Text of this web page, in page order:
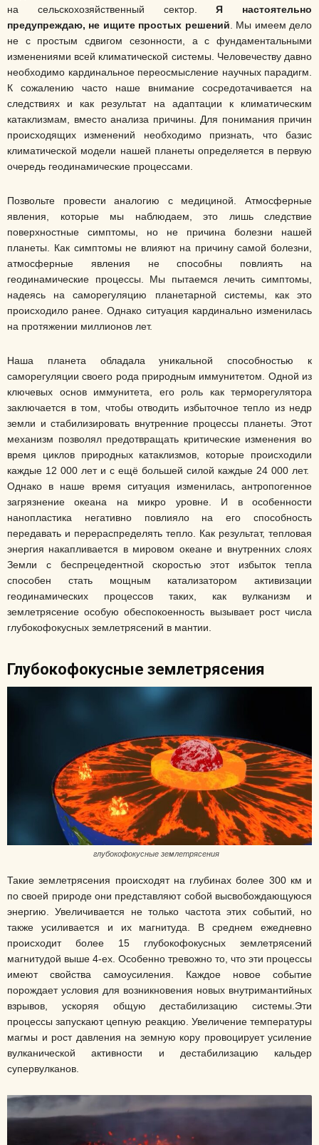
на сельскохозяйственный сектор.Я настоятельно
предупреждаю, не ищите простых решений . Мы имеем дело
не с простым сдвигом сезонности, а с фундаментальными
изменениями всей климатической системы. Человечеству давно
необходимо кардинальное переосмысление научных парадигм.
К сожалению часто наше внимание сосредотачивается на
следствиях и как результат на адаптации к климатическим
катаклизмам, вместо анализа причины. Для понимания причин
происходящих изменений необходимо признать, что базис
климатической модели нашей планеты определяется в первую
очередь геодинамические процессами.
Позвольте провести аналогию с медициной. Атмосферные
явления, которые мы наблюдаем, это лишь следствие
поверхностные симптомы, но не причина болезни нашей
планеты. Как симптомы не влияют на причину самой болезни,
атмосферные явления не способны повлиять на
геодинамические процессы. Мы пытаемся лечить симптомы,
надеясь на саморегуляцию планетарной системы, как это
происходило ранее. Однако ситуация кардинально изменилась
на протяжении миллионов лет.
Наша планета обладала уникальной способностью к
саморегуляции своего рода природным иммунитетом. Одной из
ключевых основ иммунитета, его роль как терморегулятора
заключается в том, чтобы отводить избыточное тепло из недр
земли и стабилизировать внутренние процессы планеты. Этот
механизм позволял предотвращать критические изменения во
время циклов природных катаклизмов, которые происходили
каждые 12 000 лет и с ещё большей силой каждые 24 000 лет.
Однако в наше время ситуация изменилась, антропогенное
загрязнение океана на микро уровне. И в особенности
нанопластика негативно повлияло на его способность
передавать и перераспределять тепло. Как результат, тепловая
энергия накапливается в мировом океане и внутренних слоях
Земли с беспрецедентной скоростью этот избыток тепла
способен стать мощным катализатором активизации
геодинамических процессов таких, как вулканизм и
землетрясение особую обеспокоенность вызывает рост числа
глубокофокусных землетрясений в мантии.
Глубокофокусные землетрясения
глубокофокусные землетрясения
Такие землетрясения происходят на глубинах более 300 км и
по своей природе они представляют собой высвобождающуюся
энергию. Увеличивается не только частота этих событий, но
также усиливается и их магнитуда. В среднем ежедневно
происходит более 15 глубокофокусных землетрясений
магнитудой выше 4-ех. Особенно тревожно то, что эти процессы
имеют свойства самоусиления. Каждое новое событие
порождает условия для возникновения новых внутримантийных
взрывов, ускоряя общую дестабилизацию системы.Эти
процессы запускают цепную реакцию. Увеличение температуры
магмы и рост давления на земную кору провоцирует усиление
вулканической активности и дестабилизацию кальдер
супервулканов.